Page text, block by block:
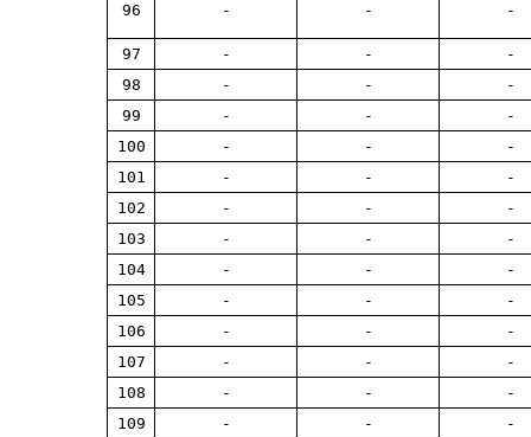
96 - - -
97 - -
-
98
- -
-
99
- -
-
100
- -
-
101
- -
-
102
- -
-
103
- -
-
104
- -
-
105
- -
-
106
- -
-
107
- -
-
108
- -
-
109
- -
-